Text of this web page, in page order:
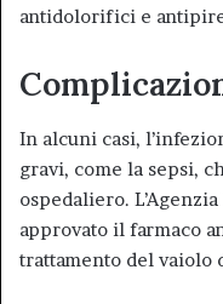
antidolorifici e
In alcuni casi,
gravi, come la sepsi,
ospedaliero.
approvato il farmaco
trattamento del vaiolo